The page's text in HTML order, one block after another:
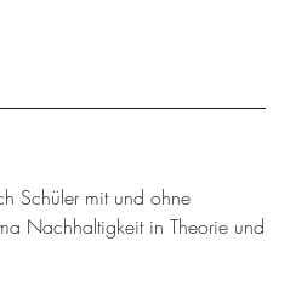
Schüler mit und ohne
Nachhaltigkeit in Theorie und